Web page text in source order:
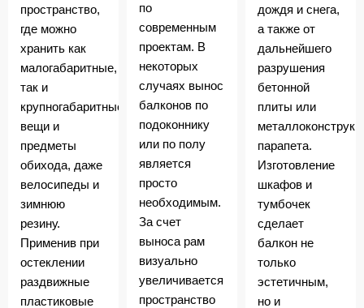
пространство,
где можно
хранить как
малогабаритные,
так и
крупногабаритные
вещи и
предметы
обихода, даже
велосипеды и
зимнюю
резину.
Применив при
остеклении
раздвижные
пластиковые
по
современным
проектам. В
некоторых
случаях вынос
балконов по
подоконнику
или по полу
является
просто
необходимым.
За счет
выноса рам
визуально
увеличивается
пространство
дождя и снега,
а также от
дальнейшего
разрушения
бетонной
плиты или
парапета.
Изготовление
шкафов и
тумбочек
сделает
балкон не
только
эстетичным,
но и